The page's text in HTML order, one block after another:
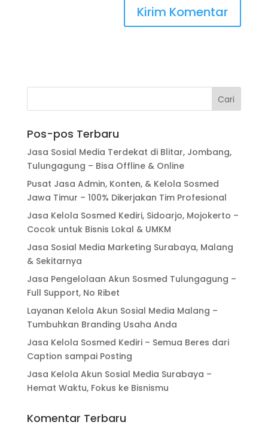
Pos-pos Terbaru
Jasa Sosial Media Terdekat di Blitar, Jombang,
Tulungagung – Bisa Offline & Online
Pusat Jasa Admin, Konten, & Kelola Sosmed
Jawa Timur – 100% Dikerjakan Tim Profesional
Jasa Kelola Sosmed Kediri, Sidoarjo, Mojokerto –
Cocok untuk Bisnis Lokal & UMKM
Jasa Sosial Media Marketing Surabaya, Malang
& Sekitarnya
Jasa Pengelolaan Akun Sosmed Tulungagung –
Full Support, No Ribet
Layanan Kelola Akun Sosial Media Malang –
Tumbuhkan Branding Usaha Anda
Jasa Kelola Sosmed Kediri – Semua Beres dari
Caption sampai Posting
Jasa Kelola Akun Sosial Media Surabaya –
Hemat Waktu, Fokus ke Bisnismu
Komentar Terbaru